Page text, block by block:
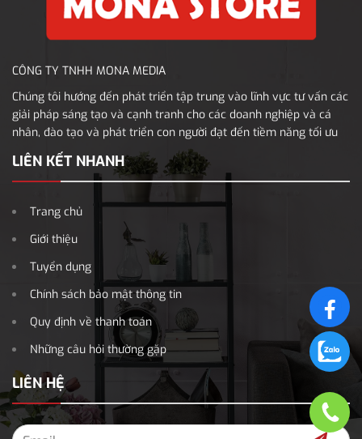
CÔNG TY TNHH MONA MEDIA
Chúng tôi hướng đến phát triển tập trung vào lĩnh vực tư vấn các
giải pháp sáng tạo và cạnh tranh cho các doanh nghiệp và cá
nhân, đào tạo và phát triển con người đạt đến tiềm năng tối ưu
LIÊN KẾT NHANH
Trang chủ
Giới thiệu
Tuyển dụng
Chính sách bảo mật thông tin
Quy định về thanh toán
Những câu hỏi thường gặp
LIÊN HỆ